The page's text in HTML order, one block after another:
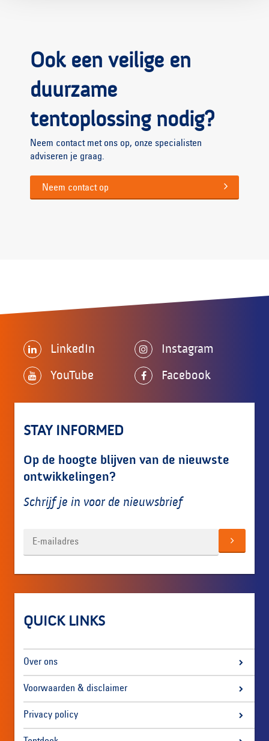
Ook een veilige en
duurzame
tentoplossing nodig?
Neem contact met ons op, onze specialisten
adviseren je graag.
Neem contact op
LinkedIn
Instagram
YouTube
Facebook
STAY INFORMED
Op de hoogte blijven van de nieuwste
ontwikkelingen?
Schrijf je in voor de nieuwsbrief
QUICK LINKS
Over ons
Voorwaarden & disclaimer
Privacy policy